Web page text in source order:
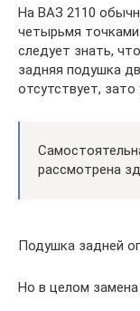
На ВАЗ 2110
четырьмя точками
следует знать,
задняя подушка
отсутствует,
рассмотрена
Подушка задней
Но в целом замена